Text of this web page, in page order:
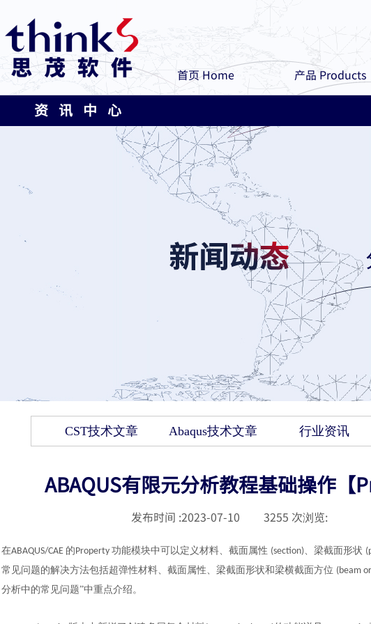
首页 Home 产品 Products
资 讯 中 心
CST技术文章 Abaqus技术文章 行业资讯
ABAQUS有限元分析教程基础操作【
发布时间 :2023-07-10 3255 次浏览:
在ABAQUS/CAE 的Property 功能模块中可以定义材料、截面属性 (section)、梁截面形状
常见问题的解决方法包括超弹性材料、截面属性、梁截面形状和梁横截面方位 (beam
分析中的常见问题”中重点介绍。